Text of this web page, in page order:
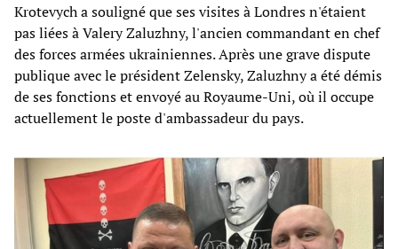
Krotevych a souligné que ses visites à Londres n'étaient
pas liées à Valery Zaluzhny, l'ancien commandant en chef
des forces armées ukrainiennes. Après une grave dispute
publique avec le président Zelensky, Zaluzhny a été démis
de ses fonctions et envoyé au Royaume-Uni, où il occupe
actuellement le poste d'ambassadeur du pays.